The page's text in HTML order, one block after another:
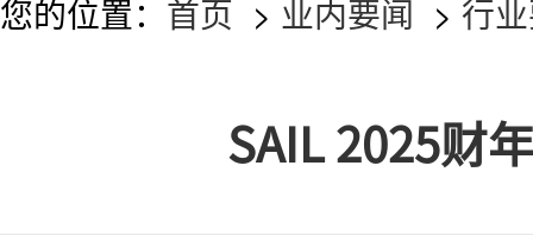
您的位置： 首页 > 业内要闻 > 行
SAIL 2025财